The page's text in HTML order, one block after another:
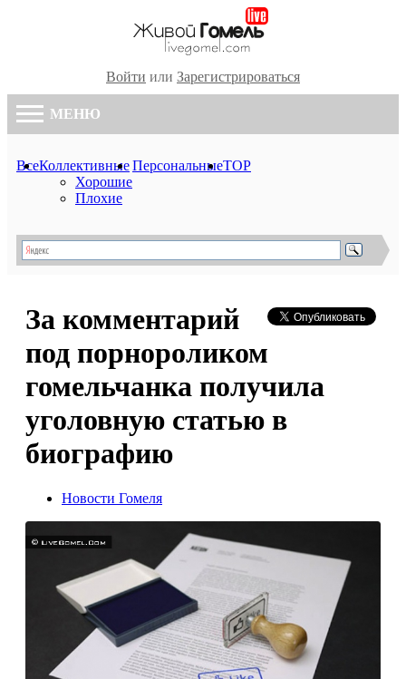
Войти или Зарегистрироваться
МЕНЮ
ВсеКоллективные
Хорошие
Плохие
ПерсональныеTOP
За комментарий
под порнороликом
гомельчанка получила
уголовную статью в
биографию
Новости Гомеля